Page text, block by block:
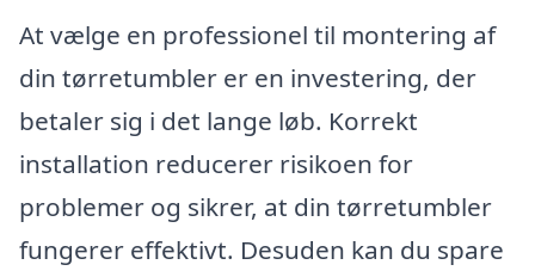
At vælge en professionel til montering af
din tørretumbler er en investering, der
betaler sig i det lange løb. Korrekt
installation reducerer risikoen for
problemer og sikrer, at din tørretumbler
fungerer effektivt. Desuden kan du spare